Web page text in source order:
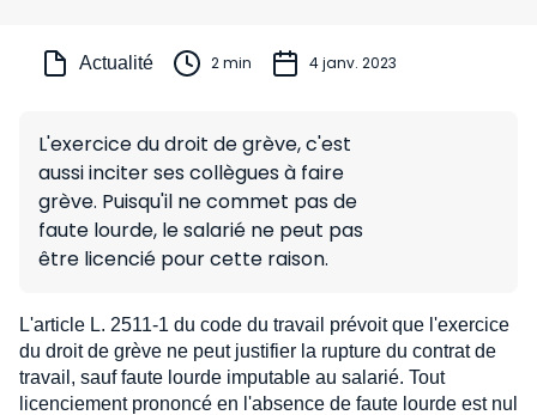
Actualité 2 min 4 janv. 2023
L'exercice du droit de grève, c'est
aussi inciter ses collègues à faire
grève. Puisqu'il ne commet pas de
faute lourde, le salarié ne peut pas
être licencié pour cette raison.
L'article L. 2511-1 du code du travail prévoit que l'exercice
du droit de grève ne peut justifier la rupture du contrat de
travail, sauf faute lourde imputable au salarié. Tout
licenciement prononcé en l'absence de faute lourde est nul